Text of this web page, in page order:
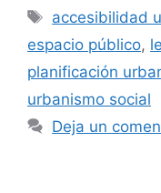
Etiquetas
accesibilidad
espacio público,
planificación
urbanismo social
Deja un